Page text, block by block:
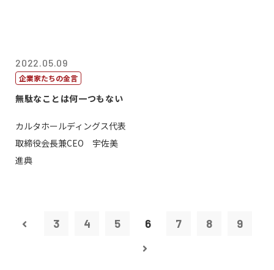
2022.05.09
企業家たちの金言
無駄なことは何一つもない
カルタホールディングス代表
取締役会長兼CEO 宇佐美
進典
3 4 5 6 7 8 9